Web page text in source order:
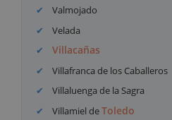
Valmojado
Velada
Villacañas
Villafranca de los Caballeros
Villaluenga de la Sagra
Villamiel deToledo